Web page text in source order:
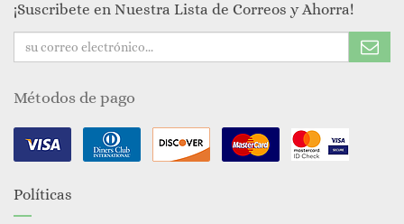
¡Suscribete en Nuestra Lista de Correos y Ahorra!
Métodos de pago
Políticas